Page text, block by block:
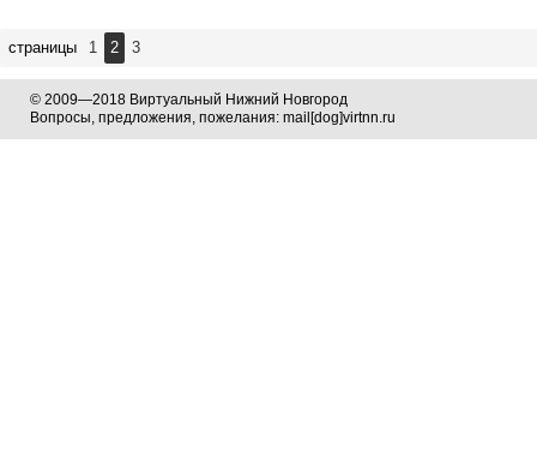
страницы 1 2 3
© 2009—2018 Виртуальный Нижний Новгород
Вопросы, предложения, пожелания: mail[dog]virtnn.ru